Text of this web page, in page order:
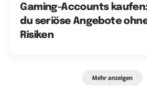
Gaming-Accounts
du seriöse Angebote
Risiken
Mehr anzeigen